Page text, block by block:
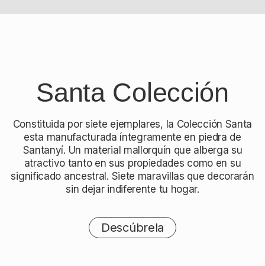
Santa Colección
Constituida por siete ejemplares, la Colección Santa
esta manufacturada íntegramente en piedra de
Santanyí. Un material mallorquín que alberga su
atractivo tanto en sus propiedades como en su
significado ancestral. Siete maravillas que decorarán
sin dejar indiferente tu hogar.
Descúbrela